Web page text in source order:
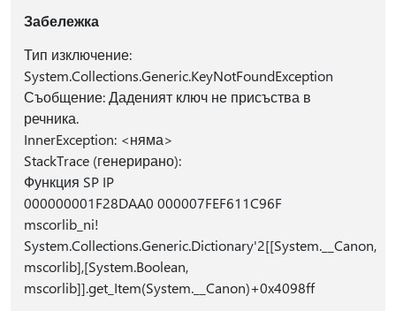
Забележка
Тип изключение:
System.Collections.Generic.KeyNotFoundException
Съобщение: Даденият ключ не присъства в
речника.
InnerException: <няма>
StackTrace (генерирано):
Функция SP IP
000000001F28DAA0 000007FEF611C96F
mscorlib_ni!
System.Collections.Generic.Dictionary'2[[System.__Canon,
mscorlib],[System.Boolean,
mscorlib]].get_Item(System.__Canon)+0x4098ff